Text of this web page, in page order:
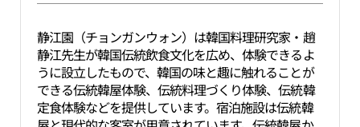
静江園（チョンガンウォン）は韓国料理研究家・趙
静江先生が韓国伝統飲食文化を広め、体験できるよ
うに設立したもので、韓国の味と趣に触れることが
できる伝統韓屋体験、伝統料理づくり体験、伝統韓
定食体験などを提供しています。宿泊施設は伝統韓